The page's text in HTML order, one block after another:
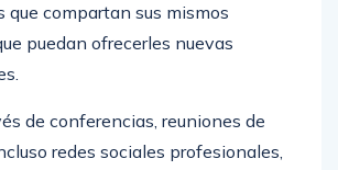
que compartan sus mismos
puedan ofrecerles nuevas
de conferencias, reuniones de
redes sociales profesionales,